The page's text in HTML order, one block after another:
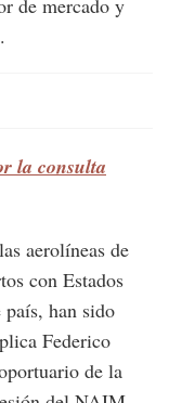
la consulta
aerolíneas de
con Estados
país, han sido
Federico
de la